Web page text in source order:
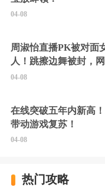
04-08
周淑怡直播PK被对面
人！跳擦边舞被封，
硬擦封的好！
04-08
在线突破五年内新高
带动游戏复苏！
04-08
热门攻略